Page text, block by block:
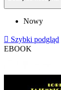
Nowy
 Szybki podgląd
EBOOK